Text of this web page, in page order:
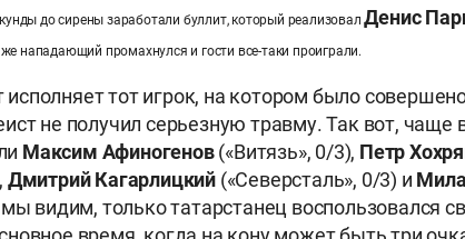
до сирены заработали буллит, который реализовалДенис
нападающий промахнулся и гости все-таки проиграли.
тот игрок, на котором было
не получил серьезную травму. Так вот,
Максим Афиногенов(«Витязь», 0/3), Петр
Дмитрий Кагарлицкий («Северсталь», 0/3) и
видим, только татарстанец воспользовался